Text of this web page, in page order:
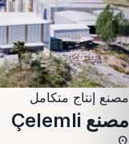
مصنع إنتاج متكامل
مصنع Çelemli